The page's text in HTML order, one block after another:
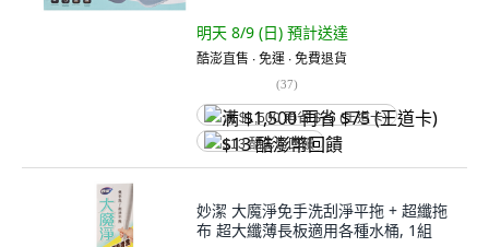
明天 8/9 (日) 預計送達
酷澎直售 ∙ 免運 ∙ 免費退貨
(37)
满 $1,500 再省 $75 (王道卡)
$13 酷澎幣回饋
妙潔 大魔淨免手洗刮淨平拖 + 超纖拖
布 超大纖薄長板適用各種水桶, 1組